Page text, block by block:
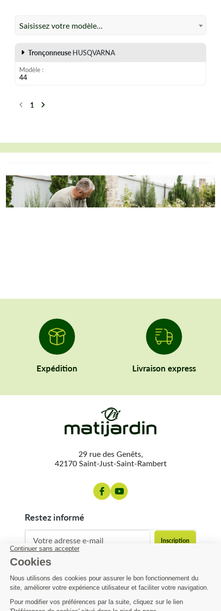
Saisissez votre modèle…
Tronçonneuse HUSQVARNA
Modèle
44
Précédent
1 Suivant
Expédition Livraison express
29 rue des Genêts,
42170 Saint-Just-Saint-Rambert
restez informé
contact@matijardin.fr 04 81 120 120
Matijardin